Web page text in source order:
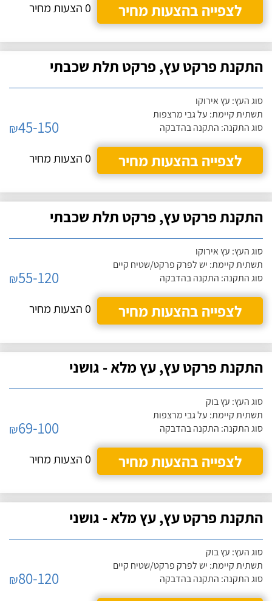
לצפייה בהצעות מחיר 0 הצעות מחיר
התקנת פרקט עץ, פרקט תלת שכבתי
סוג העץ: עץ אירוקו
תשתית קיימת: על גבי מרצפות
סוג התקנה: התקנה בהדבקה
₪45-150
לצפייה בהצעות מחיר
0 הצעות מחיר
התקנת פרקט עץ, פרקט תלת שכבתי
סוג העץ: עץ אירוקו
תשתית קיימת: יש לפרק פרקט/שטיח קיים
סוג התקנה: התקנה בהדבקה
₪55-120
לצפייה בהצעות מחיר
0 הצעות מחיר
התקנת פרקט עץ, עץ מלא - גושני
סוג העץ: עץ בוק
תשתית קיימת: על גבי מרצפות
סוג התקנה: התקנה בהדבקה
₪69-100
לצפייה בהצעות מחיר
0 הצעות מחיר
התקנת פרקט עץ, עץ מלא - גושני
סוג העץ: עץ בוק
תשתית קיימת: יש לפרק פרקט/שטיח קיים
סוג התקנה: התקנה בהדבקה
₪80-120